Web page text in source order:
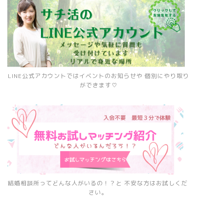
LINE公式アカウントではイベントのお知らせや 個別にやり取り
ができます♡
結婚相談所ってどんな人がいるの！？と 不安な方はお試しくだ
さい。